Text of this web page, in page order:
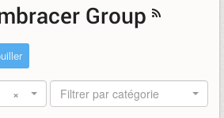
Group
× Filtrer par catégorie